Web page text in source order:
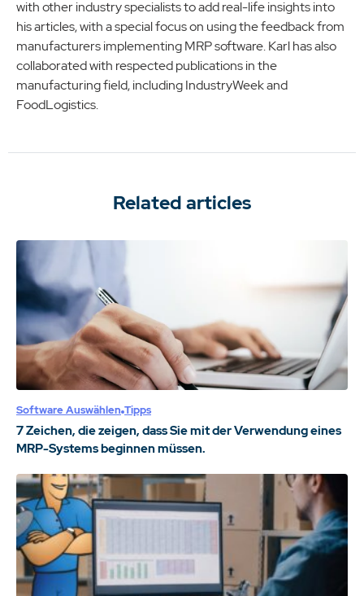
with other industry specialists to add real-life insights into
his articles, with a special focus on using the feedback from
manufacturers implementing MRP software. Karl has also
collaborated with respected publications in the
manufacturing field, including IndustryWeek and
FoodLogistics.
Related articles
Software Auswählen Tipps
7 Zeichen, die zeigen, dass Sie mit der Verwendung eines
MRP-Systems beginnen müssen.